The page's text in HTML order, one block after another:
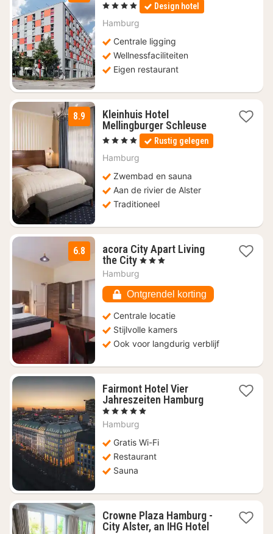
, 4 Sterren Design hotel
Hamburg
Centrale ligging
Wellnessfaciliteiten
Eigen restaurant
8.9
Kleinhuis Hotel
Mellingburger Schleuse3
nachten
vanaf
, 4 Sterren Rustig gelegen
Hamburg
Zwembad en sauna
Aan de rivier de Alster
Traditioneel
6.8
acora City Apart Living
the City1
nacht
vanaf
€
62,90
, 3 Sterren
Hamburg
Ontgrendel korting
Centrale locatie
Stijlvolle kamers
Ook voor langdurig verblijf
Fairmont Hotel Vier
Jahreszeiten Hamburg1
, 5 Sterren
Hamburg
Gratis Wi-Fi
Restaurant
Sauna
Crowne Plaza Hamburg -
City Alster, an IHG Hotel1